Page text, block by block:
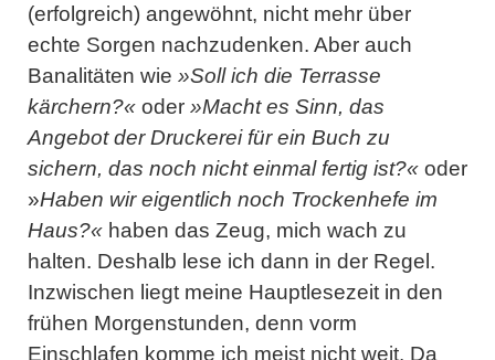
(erfolgreich) angewöhnt, nicht mehr über
echte Sorgen nachzudenken. Aber auch
Banalitäten wie »Soll ich die Terrasse
kärchern?« oder »Macht es Sinn, das
Angebot der Druckerei für ein Buch zu
sichern, das noch nicht einmal fertig ist?« oder
»Haben wir eigentlich noch Trockenhefe im
Haus?« haben das Zeug, mich wach zu
halten. Deshalb lese ich dann in der Regel.
Inzwischen liegt meine Hauptlesezeit in den
frühen Morgenstunden, denn vorm
Einschlafen komme ich meist nicht weit. Da